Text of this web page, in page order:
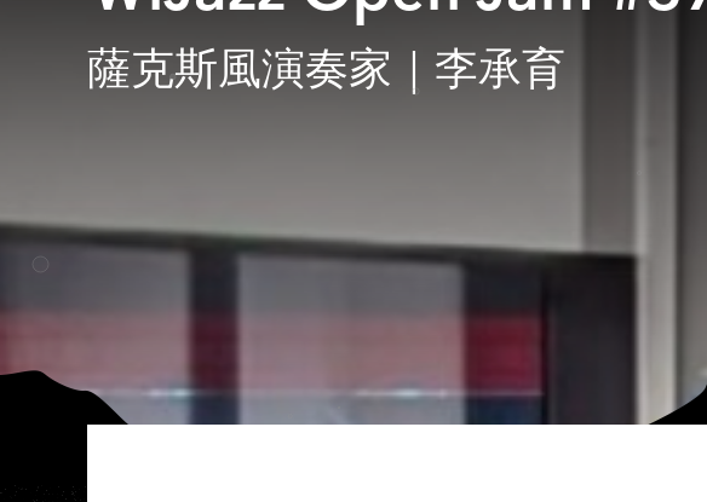
薩克斯風演奏家｜李承育